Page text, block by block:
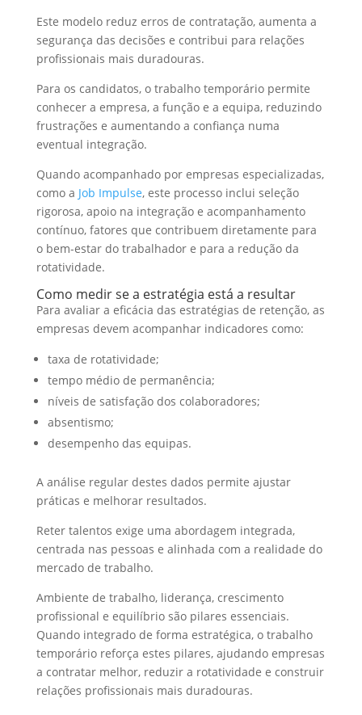
Este modelo reduz erros de contratação, aumenta a
segurança das decisões e contribui para relações
profissionais mais duradouras.
Para os candidatos, o trabalho temporário permite
conhecer a empresa, a função e a equipa, reduzindo
frustrações e aumentando a confiança numa
eventual integração.
Quando acompanhado por empresas especializadas,
como a Job Impulse, este processo inclui seleção
rigorosa, apoio na integração e acompanhamento
contínuo, fatores que contribuem diretamente para
o bem-estar do trabalhador e para a redução da
rotatividade.
Como medir se a estratégia está a resultar
Para avaliar a eficácia das estratégias de retenção, as
empresas devem acompanhar indicadores como:
taxa de rotatividade;
tempo médio de permanência;
níveis de satisfação dos colaboradores;
absentismo;
desempenho das equipas.
A análise regular destes dados permite ajustar
práticas e melhorar resultados.
Reter talentos exige uma abordagem integrada,
centrada nas pessoas e alinhada com a realidade do
mercado de trabalho.
Ambiente de trabalho, liderança, crescimento
profissional e equilíbrio são pilares essenciais.
Quando integrado de forma estratégica, o trabalho
temporário reforça estes pilares, ajudando empresas
a contratar melhor, reduzir a rotatividade e construir
relações profissionais mais duradouras.